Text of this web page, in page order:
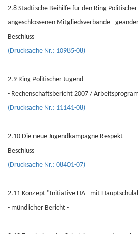
2.8 Städtische Beihilfe für den Ring Politischer
angeschlossenen Mitgliedsverbände -
Beschluss
(Drucksache Nr.: 10985-08)
2.9 Ring Politischer Jugend
- Rechenschaftsbericht 2007 /
(Drucksache Nr.: 11141-08)
2.10 Die neue Jugendkampagne Respekt
Beschluss
(Drucksache Nr.: 08401-07)
2.11 Konzept "Initiative HA - mit
- mündlicher Bericht -